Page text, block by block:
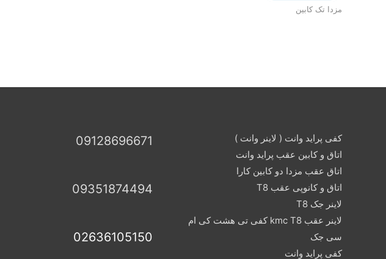
مزدا تک کابین
کفی پراید وانت ( لاینر وانت )
اتاق و کابین عقب پراید وانت
اتاق عقب مزدا دو کابین کارا
اتاق و کانوپی عقب T8
لاینر جک T8
لاینر عقب kmc T8 کفی تی هشت کی ام
سی جک
کفی پراید وانت
09128696671
09351874494
02636105150